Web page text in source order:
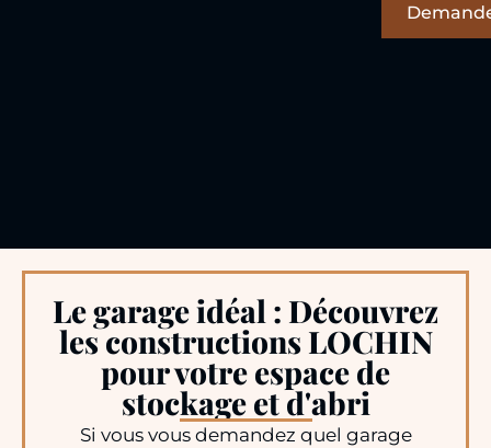
Le garage idéal : Découvrez
les constructions LOCHIN
pour votre espace de
stockage et d'abri
Si vous vous demandez quel garage